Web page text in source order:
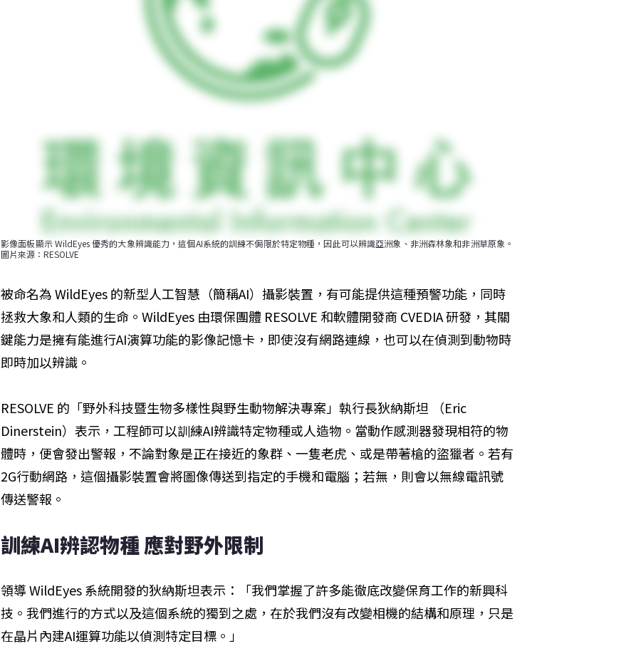
影像面板顯示 WildEyes 優秀的大象辨識能力，這個AI系統的訓練不侷限於特定物種，因此可以辨識亞洲象、非洲森林象和非洲草原象。
圖片來源：RESOLVE
被命名為 WildEyes 的新型人工智慧（簡稱AI）攝影裝置，有可能提供這種預警功能，同時
拯救大象和人類的生命。WildEyes 由環保團體 RESOLVE 和軟體開發商 CVEDIA 研發，其關
鍵能力是擁有能進行AI演算功能的影像記憶卡，即使沒有網路連線，也可以在偵測到動物時
即時加以辨識。
RESOLVE 的「野外科技暨生物多樣性與野生動物解決專案」執行長狄納斯坦 （Eric
Dinerstein）表示，工程師可以訓練AI辨識特定物種或人造物。當動作感測器發現相符的物
體時，便會發出警報，不論對象是正在接近的象群、一隻老虎、或是帶著槍的盜獵者。若有
2G行動網路，這個攝影裝置會將圖像傳送到指定的手機和電腦；若無，則會以無線電訊號
傳送警報。
訓練AI辨認物種 應對野外限制
領導 WildEyes 系統開發的狄納斯坦表示：「我們掌握了許多能徹底改變保育工作的新興科
技。我們進行的方式以及這個系統的獨到之處，在於我們沒有改變相機的結構和原理，只是
在晶片內建AI運算功能以偵測特定目標。」